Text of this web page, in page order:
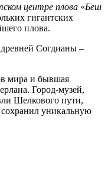
центре плова «Беш
гигантских
плова.
Согдианы –
мира и бывшая
Город-музей,
Шелкового пути,
уникальную